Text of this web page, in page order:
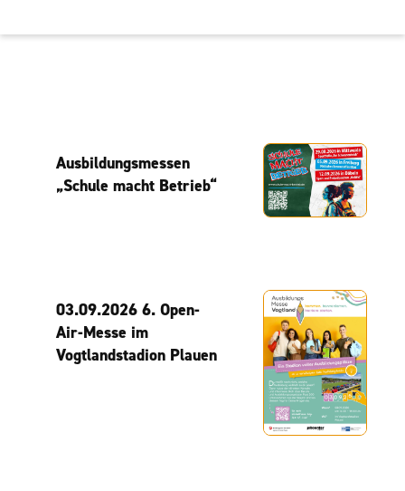
Ausbildungsmessen
„Schule macht Betrieb“
03.09.2026 6. Open-
Air-Messe im
Vogtlandstadion Plauen